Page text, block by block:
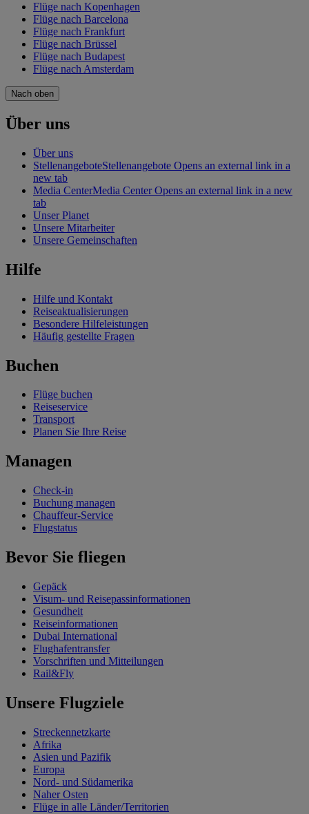
Flüge nach Kopenhagen
Flüge nach Barcelona
Flüge nach Frankfurt
Flüge nach Brüssel
Flüge nach Budapest
Flüge nach Amsterdam
Nach oben
Über uns
Über uns
StellenangeboteStellenangebote Opens an external link in a
new tab
Media CenterMedia Center Opens an external link in a new
tab
Unser Planet
Unsere Mitarbeiter
Unsere Gemeinschaften
Hilfe
Hilfe und Kontakt
Reiseaktualisierungen
Besondere Hilfeleistungen
Häufig gestellte Fragen
Buchen
Flüge buchen
Reiseservice
Transport
Planen Sie Ihre Reise
Managen
Check-in
Buchung managen
Chauffeur-Service
Flugstatus
Bevor Sie fliegen
Gepäck
Visum- und Reisepassinformationen
Gesundheit
Reiseinformationen
Dubai International
Flughafentransfer
Vorschriften und Mitteilungen
Rail&Fly
Unsere Flugziele
Streckennetzkarte
Afrika
Asien und Pazifik
Europa
Nord- und Südamerika
Naher Osten
Flüge in alle Länder/Territorien